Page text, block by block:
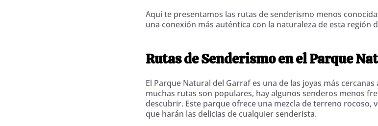
Aquí te presentamos las rutas de senderismo menos
una conexión más auténtica con la naturaleza de esta región
Rutas de Senderismo en el Parque
El Parque Natural del Garraf es una de las joyas más
muchas rutas son populares, hay algunos senderos menos
descubrir. Este parque ofrece una mezcla de terreno rocoso,
que harán las delicias de cualquier senderista.